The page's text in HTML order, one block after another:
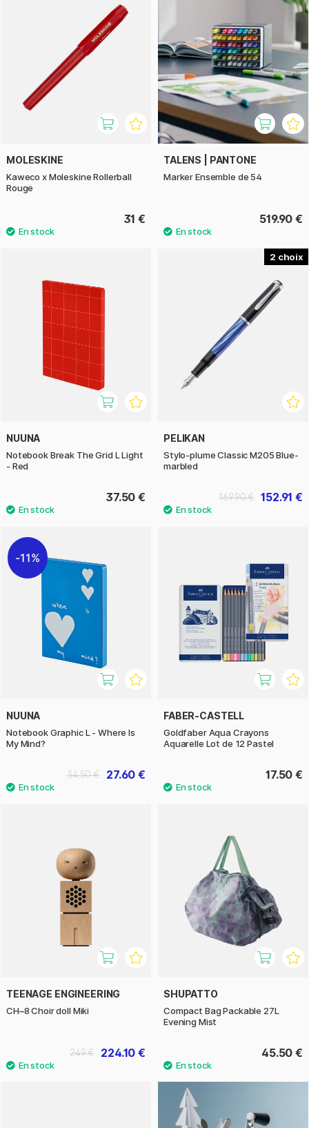
MOLESKINE
Kaweco x Moleskine Rollerball
Rouge
31 €
TALENS | PANTONE
Marker Ensemble de 54
519.90 €
NUUNA
Notebook Break The Grid L Light
- Red
37.50 €
2
PELIKAN
Stylo-plume Classic M205 Blue-
marbled
152.91 €
169.90 €
11%
NUUNA
Notebook Graphic L - Where Is
My Mind?
27.60 €
34.50 €
FABER-CASTELL
Goldfaber Aqua Crayons
Aquarelle Lot de 12 Pastel
17.50 €
TEENAGE ENGINEERING
CH–8 Choir doll Miki
224.10 €
249 €
SHUPATTO
Compact Bag Packable 27L
Evening Mist
45.50 €